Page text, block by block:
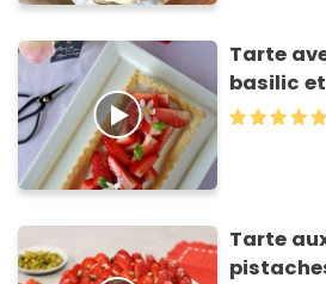
Tarte
basilic
Tarte